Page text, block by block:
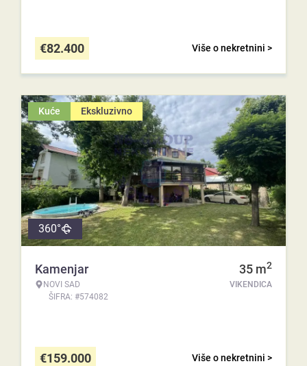
Više o nekretnini >
€82.400
Kuće Ekskluzivno
360°
Kamenjar
NOVI SAD
ŠIFRA: #574082
35 m2
VIKENDICA
Više o nekretnini >
€159.000